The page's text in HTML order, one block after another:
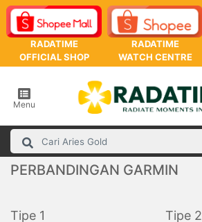
RADATIME
OFFICIAL SHOP
RADATIME
WATCH CENTRE
Menu
PERBANDINGAN GARMIN
Tipe 1 Tipe 2